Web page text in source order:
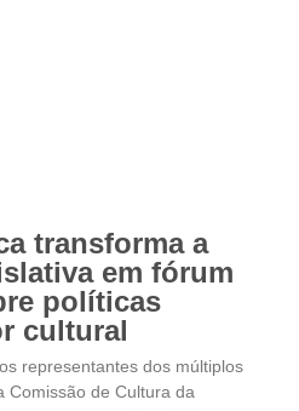
transforma a
em fórum
políticas
cultural
representantes dos múltiplos
Comissão de Cultura da